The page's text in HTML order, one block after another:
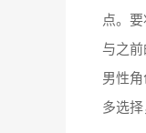
点。
与之
男性
多选